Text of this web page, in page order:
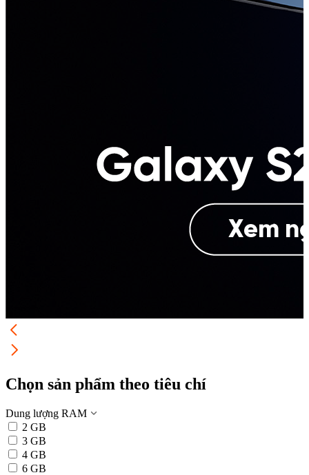
Chọn sản phẩm theo tiêu chí
Dung lượng RAM
2 GB
3 GB
4 GB
6 GB